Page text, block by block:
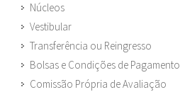
Núcleos
Vestibular
Transferência ou Reingresso
Bolsas e Condições de Pagamento
Comissão Própria de Avaliação